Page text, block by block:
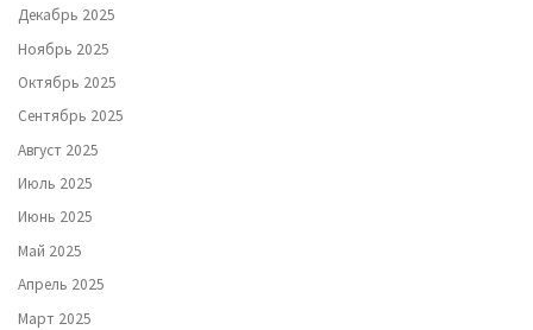
Декабрь 2025
Ноябрь 2025
Октябрь 2025
Сентябрь 2025
Август 2025
Июль 2025
Июнь 2025
Май 2025
Апрель 2025
Март 2025